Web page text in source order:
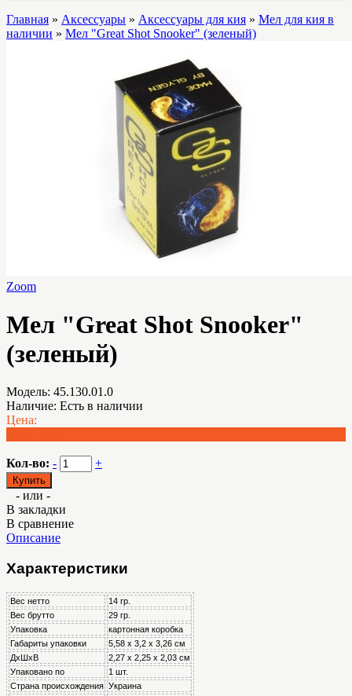
Главная » Аксессуары » Аксессуары для кия » Мел для кия в
наличии » Мел "Great Shot Snooker" (зеленый)
Zoom
Мел "Great Shot Snooker"
(зеленый)
Модель: 45.130.01.0
Наличие: Есть в наличии
Цена:
Кол-во: - +
- или -
В закладки
В сравнение
Описание
Характеристики
Вес нетто
14 гр.
Вес брутто
29 гр.
Упаковка
картонная коробка
Габариты упаковки
5,58 х 3,2 х 3,26 см
ДхШхВ
2,27 х 2,25 х 2,03 см
Упаковано по
1 шт.
Страна происхождения Украина